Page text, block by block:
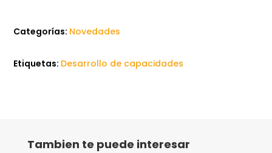
Categorías: Novedades
Etiquetas: Desarrollo de capacidades
Tambien te puede interesar